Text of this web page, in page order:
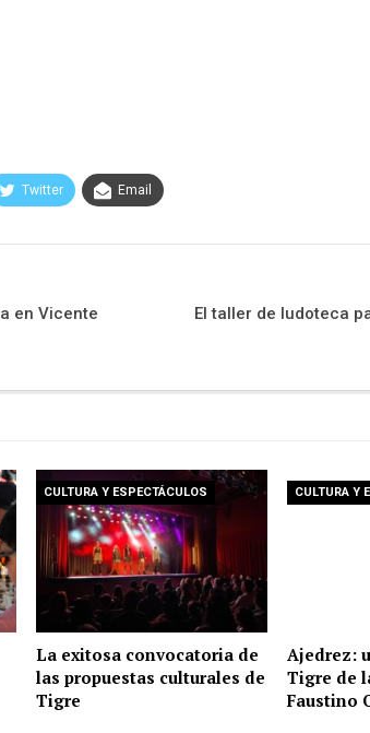
Twitter Email
en Vicente
El taller de ludoteca
CULTURA Y ESPECTÁCULOS
La exitosa convocatoria de
las propuestas culturales de
Tigre
CULTURA Y
Ajedrez:
Tigre de
Faustino